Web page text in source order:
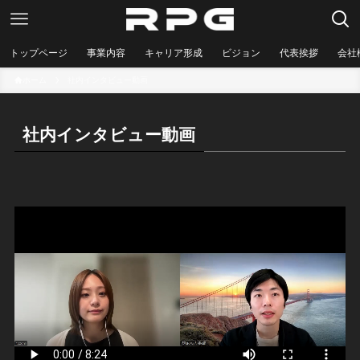
トップページ 事業内容 キャリア形成 ビジョン 代表挨拶 会社
社内インタビュー動画